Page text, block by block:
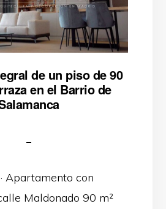
de un piso de 90
en el Barrio de
Apartamento con
Maldonado 90 m²